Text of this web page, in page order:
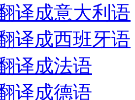
译成意大利语
译成西班牙语
译成法语
译成德语